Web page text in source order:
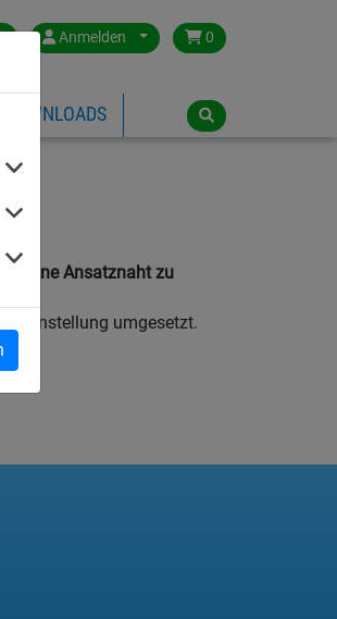
Anmelden 0
DOWNLOADS
ohne Ansatznaht zu
umgesetzt.